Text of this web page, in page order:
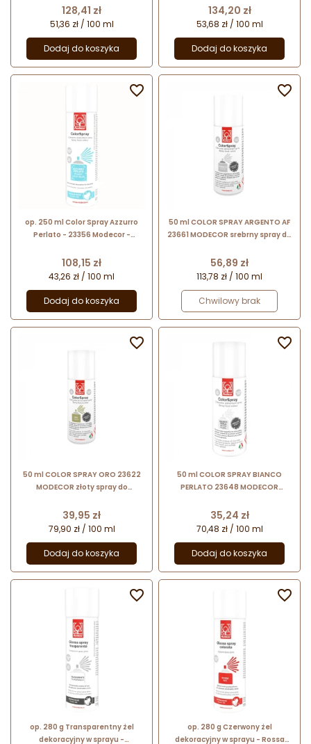
sprayu z perłowym połyskiem
Cena
128,41 zł
51,36 zł / 100 ml
Dodaj do koszyka
perłowym połyskiem
Cena
134,20 zł
53,68 zł / 100 ml
Dodaj do koszyka
op. 250 ml Color Spray Azzurro
Perlato - 23356 Modecor -
sprayu z perłowym połyskiem
Cena
108,15 zł
43,26 zł / 100 ml
Dodaj do koszyka

50 ml COLOR SPRAY ARGENTO AF
23661 MODECOR srebrny spray do
Cena
56,89 zł
113,78 zł / 100 ml
Chwilowy brak

50 ml COLOR SPRAY ORO 23622
MODECOR złoty spray do
Cena
39,95 zł
79,90 zł / 100 ml
Dodaj do koszyka

50 ml COLOR SPRAY BIANCO
PERLATO 23648 MODECOR
dekoracji bez bieli tytanowej
Cena
35,24 zł
70,48 zł / 100 ml
Dodaj do koszyka

op. 280 g Transparentny żel
dekoracyjny w sprayu -

op. 280 g Czerwony żel
dekoracyjny w sprayu - Rossa
